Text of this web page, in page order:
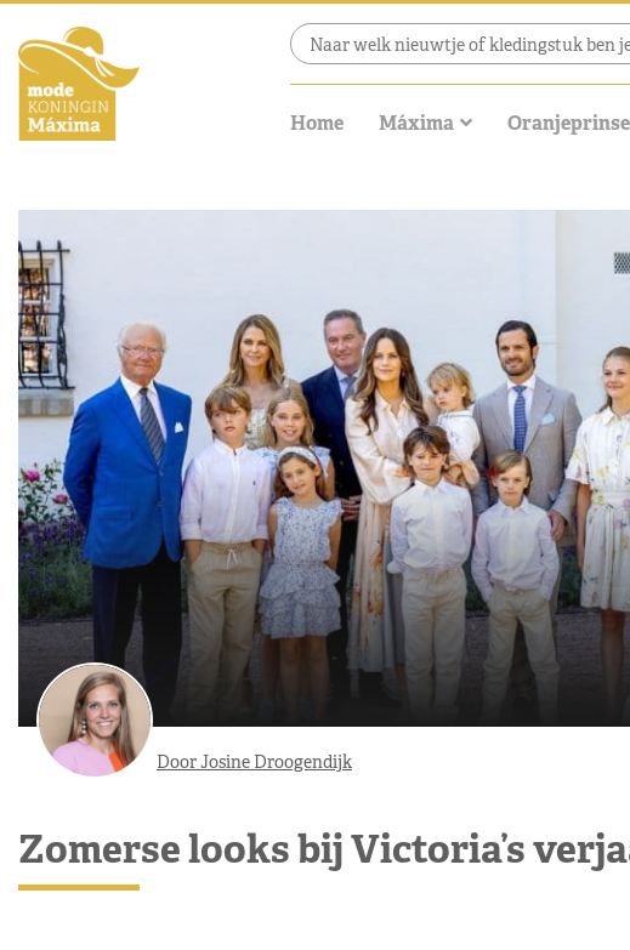
Home Máxima
Door Josine Droogendijk
Zomerse looks bij Victoria’s